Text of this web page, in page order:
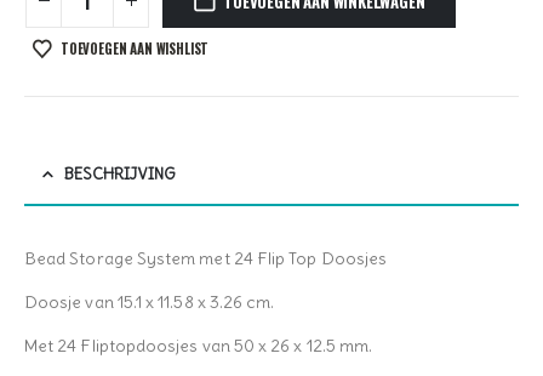
TOEVOEGEN AAN WISHLIST
BESCHRIJVING
Bead Storage System met 24 Flip Top Doosjes
Doosje van 15.1 x 11.58 x 3.26 cm.
Met 24 Fliptopdoosjes van 50 x 26 x 12.5 mm.